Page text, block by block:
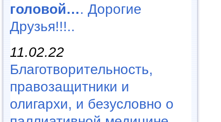
головой…. Дорогие
Друзья!!!..
11.02.22
Благотворительность,
правозащитники и
олигархи, и безусловно о